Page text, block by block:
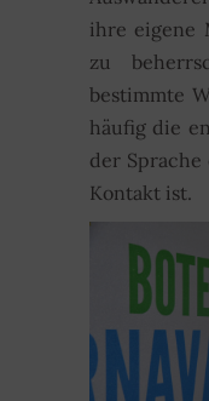
ihre eigene
zu
bestimmte
häufig die
der
Kontakt ist.